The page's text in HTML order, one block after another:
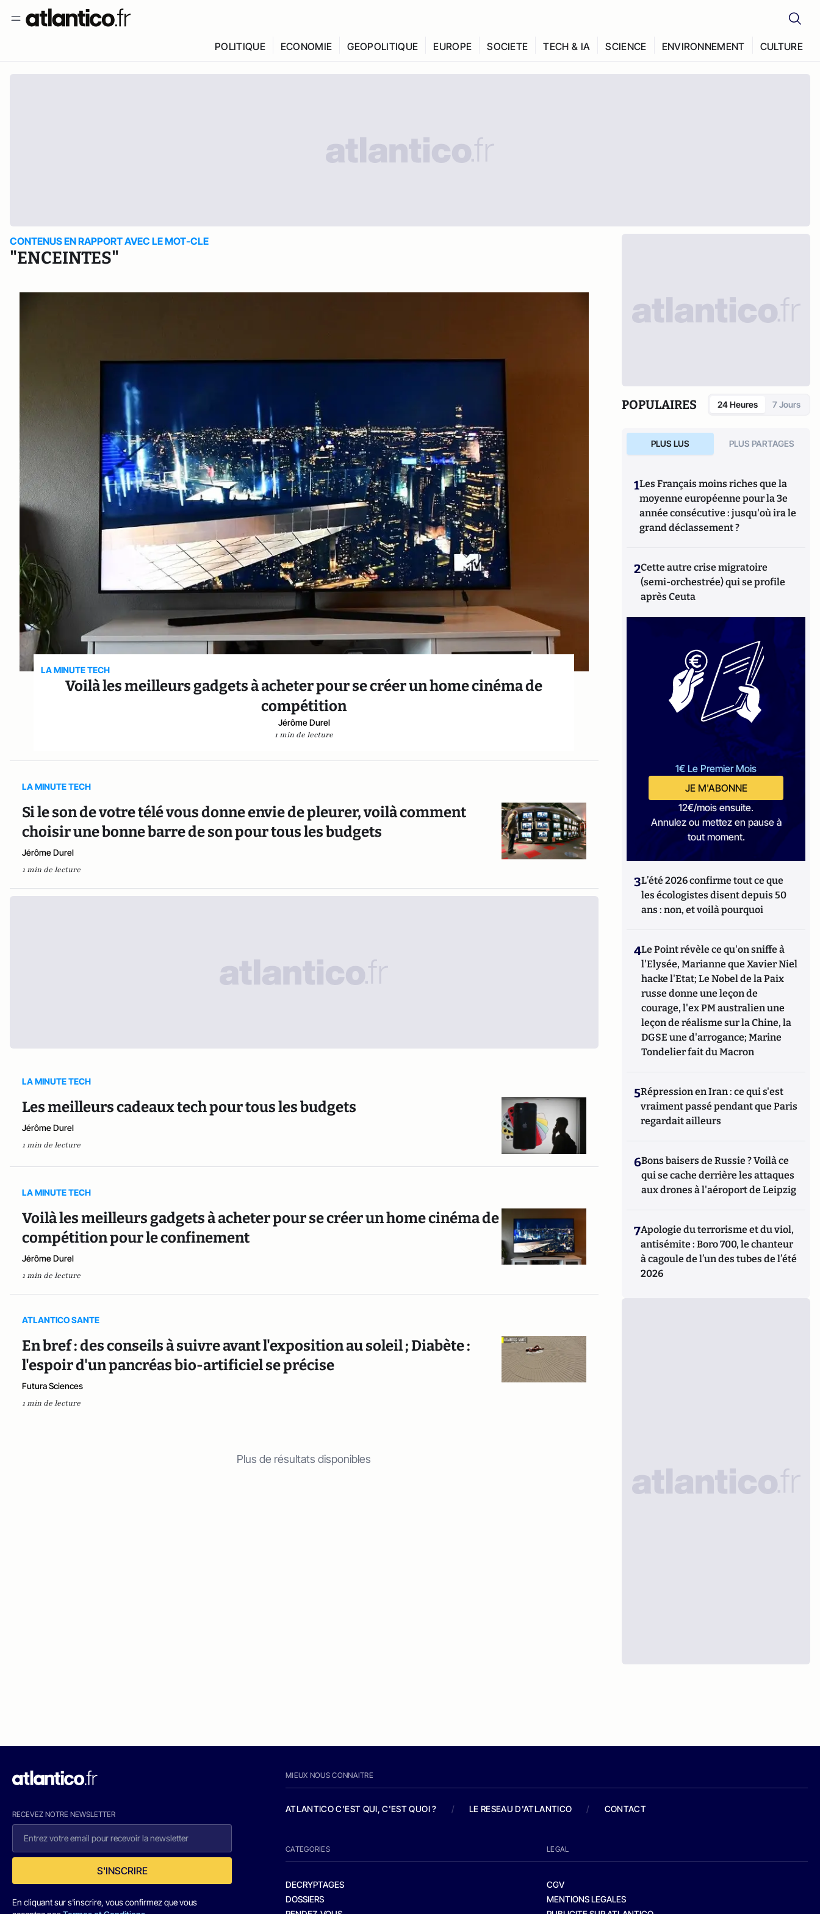
POLITIQUE ECONOMIE GEOPOLITIQUE EUROPE SOCIETE TECH & IA SCIENCE ENVIRONNEMENT CULTURE
CONTENUS EN RAPPORT AVEC LE MOT-CLE
"ENCEINTES"
LA MINUTE TECH
Voilà les meilleurs gadgets à acheter pour se créer un home cinéma de
compétition
Jérôme Durel
1 min de lecture
LA MINUTE TECH
Si le son de votre télé vous donne envie de pleurer, voilà comment
choisir une bonne barre de son pour tous les budgets
Jérôme Durel
1 min de lecture
LA MINUTE TECH
Les meilleurs cadeaux tech pour tous les budgets
Jérôme Durel
1 min de lecture
LA MINUTE TECH
Voilà les meilleurs gadgets à acheter pour se créer un home cinéma de
compétition pour le confinement
Jérôme Durel
1 min de lecture
ATLANTICO SANTE
En bref : des conseils à suivre avant l'exposition au soleil ; Diabète :
l'espoir d'un pancréas bio-artificiel se précise
Futura Sciences
1 min de lecture
Plus de résultats disponibles
POPULAIRES 24 Heures 7 Jours
PLUS LUS PLUS PARTAGES
1Les Français moins riches que la
moyenne européenne pour la 3e
année consécutive : jusqu'où ira le
grand déclassement ?
2Cette autre crise migratoire
(semi-orchestrée) qui se profile
après Ceuta
1€ Le Premier Mois
JE M'ABONNE
12€/mois ensuite.
Annulez ou mettez en pause à
tout moment.
3L’été 2026 confirme tout ce que
les écologistes disent depuis 50
ans : non, et voilà pourquoi
4Le Point révèle ce qu'on sniffe à
l'Elysée, Marianne que Xavier Niel
hacke l'Etat; Le Nobel de la Paix
russe donne une leçon de
courage, l'ex PM australien une
leçon de réalisme sur la Chine, la
DGSE une d'arrogance; Marine
Tondelier fait du Macron
5Répression en Iran : ce qui s'est
vraiment passé pendant que Paris
regardait ailleurs
6Bons baisers de Russie ? Voilà ce
qui se cache derrière les attaques
aux drones à l'aéroport de Leipzig
7Apologie du terrorisme et du viol,
antisémite : Boro 700, le chanteur
à cagoule de l’un des tubes de l’été
2026
RECEVEZ NOTRE NEWSLETTER
S'INSCRIRE
En cliquant sur s'inscrire, vous confirmez que vous
MIEUX NOUS CONNAITRE
ATLANTICO C'EST QUI, C'EST QUOI ? / LE RESEAU D'ATLANTICO / CONTACT
CATEGORIES
DECRYPTAGES
DOSSIERS
LEGAL
CGV
MENTIONS LEGALES